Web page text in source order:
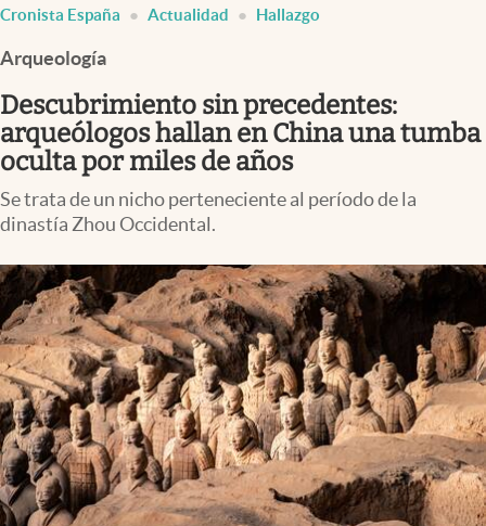
España
Cronista España Actualidad Hallazgo
Arqueología
Descubrimiento sin precedentes:
arqueólogos hallan en China una tumba
oculta por miles de años
Se trata de un nicho perteneciente al período de la
dinastía Zhou Occidental.